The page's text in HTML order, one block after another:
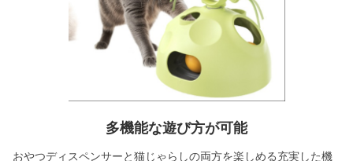
多機能な遊び方が可能
おやつディスペンサーと猫じゃらしの両方を楽しめる充実した機